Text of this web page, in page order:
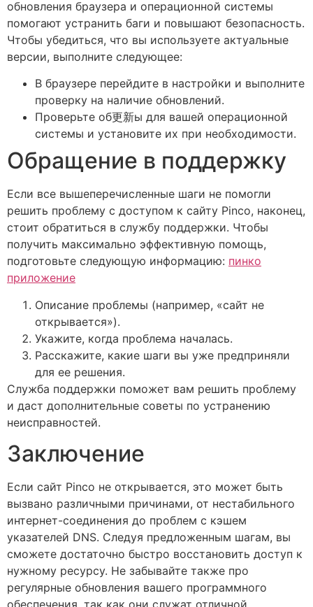
обновления браузера и операционной системы
помогают устранить баги и повышают безопасность.
Чтобы убедиться, что вы используете актуальные
версии, выполните следующее:
В браузере перейдите в настройки и выполните
проверку на наличие обновлений.
Проверьте об更新ы для вашей операционной
системы и установите их при необходимости.
Обращение в поддержку
Если все вышеперечисленные шаги не помогли
решить проблему с доступом к сайту Pinco, наконец,
стоит обратиться в службу поддержки. Чтобы
получить максимально эффективную помощь,
подготовьте следующую информацию: пинко
приложение
Описание проблемы (например, «сайт не
открывается»).
Укажите, когда проблема началась.
Расскажите, какие шаги вы уже предприняли
для ее решения.
Служба поддержки поможет вам решить проблему
и даст дополнительные советы по устранению
неисправностей.
Заключение
Если сайт Pinco не открывается, это может быть
вызвано различными причинами, от нестабильного
интернет-соединения до проблем с кэшем
указателей DNS. Следуя предложенным шагам, вы
сможете достаточно быстро восстановить доступ к
нужному ресурсу. Не забывайте также про
регулярные обновления вашего программного